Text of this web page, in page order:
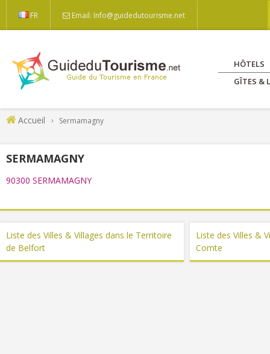
FR Email: Info@guidedutourisme.net
HÔTELS
GÎTES &
Accueil Sermamagny
SERMAMAGNY
90300 SERMAMAGNY
Liste des Villes & Villages dans le Territoire
de Belfort
Liste des Villes &
Comte